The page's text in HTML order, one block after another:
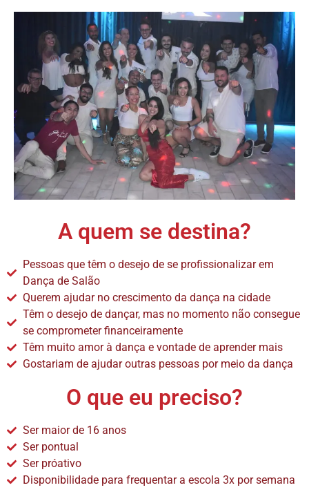
A quem se destina?
Pessoas que têm o desejo de se profissionalizar em
Dança de Salão
Querem ajudar no crescimento da dança na cidade
Têm o desejo de dançar, mas no momento não consegue
se comprometer financeiramente
Têm muito amor à dança e vontade de aprender mais
Gostariam de ajudar outras pessoas por meio da dança
O que eu preciso?
Ser maior de 16 anos
Ser pontual
Ser próativo
Disponibilidade para frequentar a escola 3x por semana